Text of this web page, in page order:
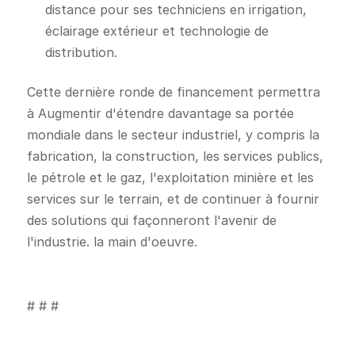
distance pour ses techniciens en irrigation,
éclairage extérieur et technologie de
distribution.
Cette dernière ronde de financement permettra
à Augmentir d'étendre davantage sa portée
mondiale dans le secteur industriel, y compris la
fabrication, la construction, les services publics,
le pétrole et le gaz, l'exploitation minière et les
services sur le terrain, et de continuer à fournir
des solutions qui façonneront l'avenir de
l'industrie. la main d'oeuvre.
# # #